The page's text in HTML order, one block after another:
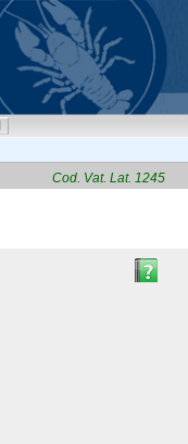
Cod. Vat. Lat. 1245